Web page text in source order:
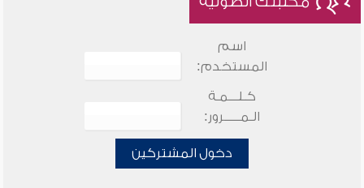
اسم
المستخدم:
كـلـــمـة
الـمـــــرور:
دخول المشتركين